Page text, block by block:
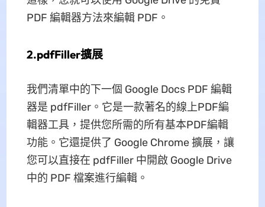
PDF 編輯器方法來編輯 PDF。
2.pdfFiller擴展
我們清單中的下一個 Google Docs PDF 編輯
器是 pdfFiller。它是一款著名的線上PDF編
輯器工具，提供您所需的所有基本PDF編輯
功能。它還提供了 Google Chrome 擴展，讓
您可以直接在 pdfFiller 中開啟 Google Drive
中的 PDF 檔案進行編輯。